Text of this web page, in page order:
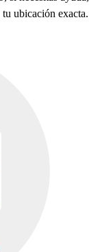
tu ubicación exacta.